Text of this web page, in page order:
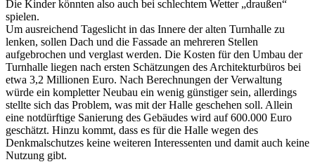
Die Kinder könnten also auch bei schlechtem Wetter „draußen“
spielen.
Um ausreichend Tageslicht in das Innere der alten Turnhalle zu
lenken, sollen Dach und die Fassade an mehreren Stellen
aufgebrochen und verglast werden. Die Kosten für den Umbau der
Turnhalle liegen nach ersten Schätzungen des Architekturbüros bei
etwa 3,2 Millionen Euro. Nach Berechnungen der Verwaltung
würde ein kompletter Neubau ein wenig günstiger sein, allerdings
stellte sich das Problem, was mit der Halle geschehen soll. Allein
eine notdürftige Sanierung des Gebäudes wird auf 600.000 Euro
geschätzt. Hinzu kommt, dass es für die Halle wegen des
Denkmalschutzes keine weiteren Interessenten und damit auch keine
Nutzung gibt.